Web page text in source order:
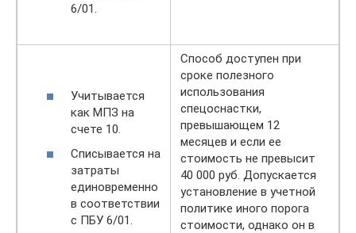
6/01.
Учитывается
как МПЗ на
счете 10.
Списывается на
затраты
единовременно
в соответствии
с ПБУ 6/01.
Способ доступен при
сроке полезного
использования
спецоснастки,
превышающем 12
месяцев и если ее
стоимость не превысит
40 000 руб. Допускается
установление в учетной
политике иного порога
стоимости, однако он в